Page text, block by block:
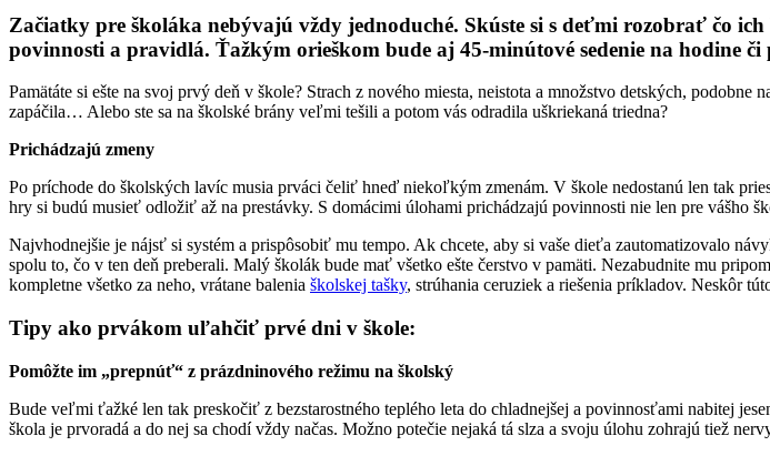
Začiatky pre školáka nebývajú vždy jednoduché. Skúste si s deťmi rozobrať čo
povinnosti a pravidlá. Ťažkým orieškom bude aj 45-minútové sedenie na hodine či
Pamätáte si ešte na svoj prvý deň v škole? Strach z nového miesta, neistota a množstvo detských,
zapáčila… Alebo ste sa na školské brány veľmi tešili a potom vás odradila uškriekaná triedna?
Prichádzajú zmeny
Po príchode do školských lavíc musia prváci čeliť hneď niekoľkým zmenám. V škole nedostanú len tak
hry si budú musieť odložiť až na prestávky. S domácimi úlohami prichádzajú povinnosti nie len pre vášho
Najvhodnejšie je nájsť si systém a prispôsobiť mu tempo. Ak chcete, aby si vaše dieťa zautomatizovalo
spolu to, čo v ten deň preberali. Malý školák bude mať všetko ešte čerstvo v pamäti. Nezabudnite mu
kompletne všetko za neho, vrátane balenia školskej tašky, strúhania ceruziek a riešenia príkladov. Neskôr
Tipy ako prvákom uľahčiť prvé dni v škole:
Pomôžte im „prepnúť“ z prázdninového režimu na školský
Bude veľmi ťažké len tak preskočiť z bezstarostného teplého leta do chladnejšej a povinnosťami nabitej
škola je prvoradá a do nej sa chodí vždy načas. Možno potečie nejaká tá slza a svoju úlohu zohrajú tiež